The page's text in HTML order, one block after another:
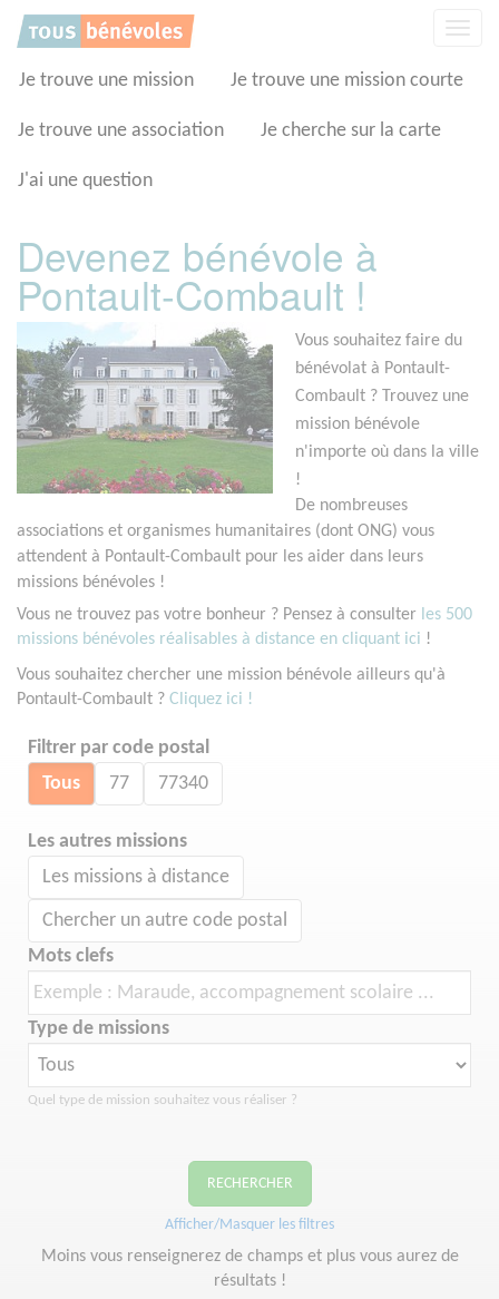
Je trouve une mission Je trouve une mission courte
Je trouve une association Je cherche sur la carte
J'ai une question
Devenez bénévole à
Pontault-Combault !
Vous souhaitez faire du
bénévolat à Pontault-
Combault ? Trouvez une
mission bénévole
n'importe où dans la ville
!
De nombreuses
associations et organismes humanitaires (dont ONG) vous
attendent à Pontault-Combault pour les aider dans leurs
missions bénévoles !
Vous ne trouvez pas votre bonheur ? Pensez à consulter les 500
missions bénévoles réalisables à distance en cliquant ici !
Vous souhaitez chercher une mission bénévole ailleurs qu'à
Pontault-Combault ? Cliquez ici !
Filtrer par code postal
Tous 77 77340
Les autres missions
Les missions à distance
Chercher un autre code postal
Mots clefs
Type de missions
Quel type de mission souhaitez vous réaliser ?
RECHERCHER
Afficher/Masquer les filtres
Moins vous renseignerez de champs et plus vous aurez de
résultats !
Panneau de gestion des cookies